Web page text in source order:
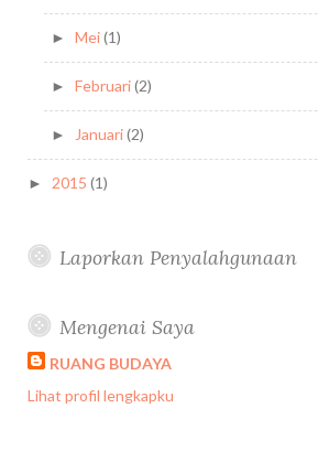
► Mei(1)
► Februari(2)
► Januari(2)
► 2015 (1)
Laporkan Penyalahgunaan
Mengenai Saya
RUANG BUDAYA
Lihat profil lengkapku